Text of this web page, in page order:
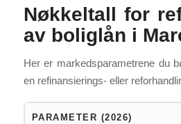
Nøkkeltall for
av boliglån i
Her er markedsparametrene du
en refinansierings- eller
PARAMETER (2026)